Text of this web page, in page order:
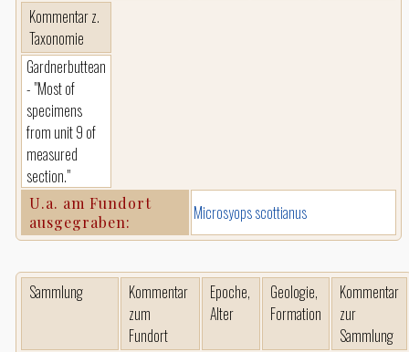
Kommentar z.
Taxonomie
Gardnerbuttean
- "Most of
specimens
from unit 9 of
measured
section."
U.a. am Fundort
ausgegraben:
Microsyops scottianus
Sammlung
Kommentar
zum
Fundort
Epoche,
Alter
Geologie,
Formation
Kommentar
zur
Sammlung